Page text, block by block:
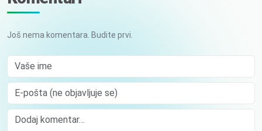
Još nema komentara. Budite prvi.
Vaše ime
E-pošta (ne objavljuje se)
Comment